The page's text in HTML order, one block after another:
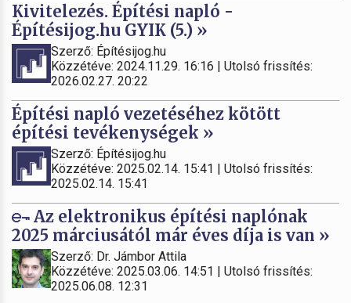
Kivitelezés. Építési napló -
Építésijog.hu GYIK (5.) »
Szerző: Építésijog.hu
Közzétéve: 2024.11.29. 16:16 | Utolsó frissítés:
2026.02.27. 20:22
Építési napló vezetéséhez kötött
építési tevékenységek »
Szerző: Építésijog.hu
Közzétéve: 2025.02.14. 15:41 | Utolsó frissítés:
2025.02.14. 15:41
Az elektronikus építési naplónak
2025 márciusától már éves díja is van »
Szerző: Dr. Jámbor Attila
Közzétéve: 2025.03.06. 14:51 | Utolsó frissítés:
2025.06.08. 12:31